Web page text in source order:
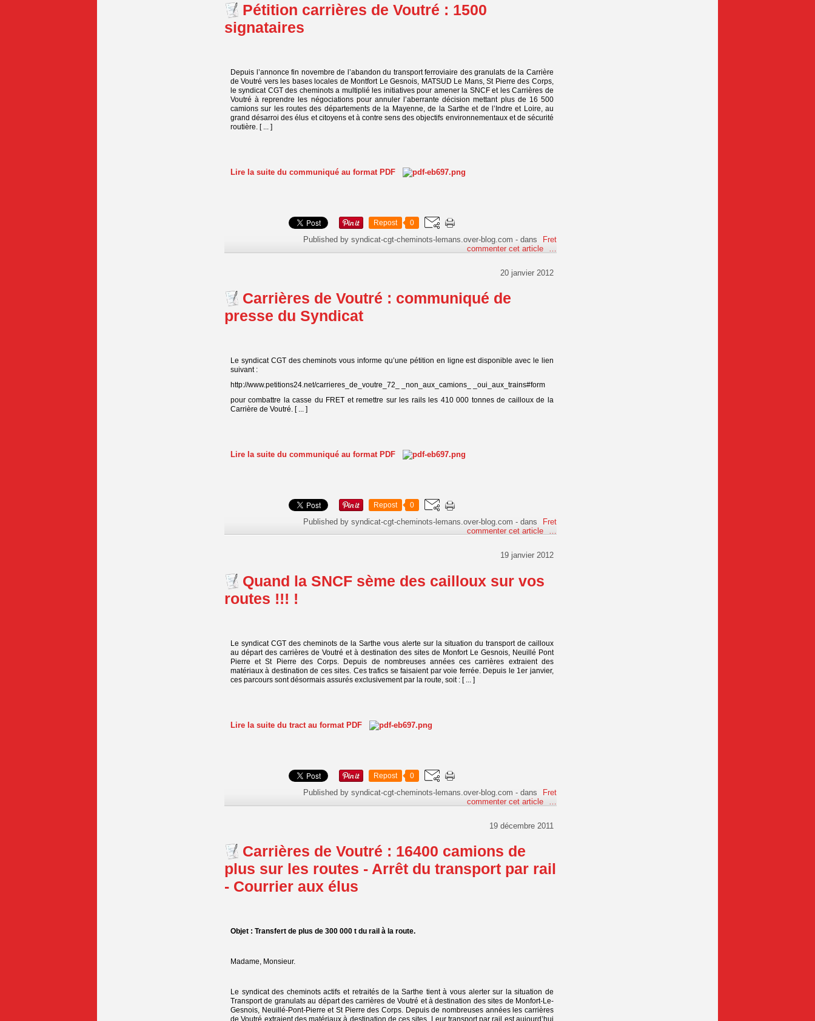
Pétition carrières de Voutré : 1500
signataires
Depuis l’annonce fin novembre de l’abandon du transport ferroviaire des granulats de la Carrière
de Voutré vers les bases locales de Montfort Le Gesnois, MATSUD Le Mans, St Pierre des Corps,
le syndicat CGT des cheminots a multiplié les initiatives pour amener la SNCF et les Carrières de
Voutré à reprendre les négociations pour annuler l’aberrante décision mettant plus de 16 500
camions sur les routes des départements de la Mayenne, de la Sarthe et de l’Indre et Loire, au
grand désarroi des élus et citoyens et à contre sens des objectifs environnementaux et de sécurité
routière. [ ... ]
Lire la suite du communiqué au format PDF
Repost 0
Published by syndicat-cgt-cheminots-lemans.over-blog.com - dans
Fret
commenter cet article
20 janvier 2012
Carrières de Voutré : communiqué de
presse du Syndicat
Le syndicat CGT des cheminots vous informe qu’une pétition en ligne est disponible avec le lien
suivant :
http://www.petitions24.net/carrieres_de_voutre_72_ _non_aux_camions_ _oui_aux_trains#form
pour combattre la casse du FRET et remettre sur les rails les 410 000 tonnes de cailloux de la
Carrière de Voutré. [ ... ]
Lire la suite du communiqué au format PDF
Repost 0
Published by syndicat-cgt-cheminots-lemans.over-blog.com - dans
Fret
commenter cet article
…
19 janvier 2012
Quand la SNCF sème des cailloux sur vos
routes !!! !
Le syndicat CGT des cheminots de la Sarthe vous alerte sur la situation du transport de cailloux
au départ des carrières de Voutré et à destination des sites de Monfort Le Gesnois, Neuillé Pont
Pierre et St Pierre des Corps. Depuis de nombreuses années ces carrières extraient des
matériaux à destination de ces sites. Ces trafics se faisaient par voie ferrée. Depuis le 1er janvier,
ces parcours sont désormais assurés exclusivement par la route, soit : [ ... ]
Lire la suite du tract au format PDF
Repost 0
Published by syndicat-cgt-cheminots-lemans.over-blog.com - dans
Fret
commenter cet article
19 décembre 2011
Carrières de Voutré : 16400 camions de
plus sur les routes - Arrêt du transport par rail
- Courrier aux élus
Objet : Transfert de plus de 300 000 t du rail à la route.
Madame, Monsieur.
Le syndicat des cheminots actifs et retraités de la Sarthe tient à vous alerter sur la situation de
Transport de granulats au départ des carrières de Voutré et à destination des sites de Monfort-Le-
Gesnois, Neuillé-Pont-Pierre et St Pierre des Corps. Depuis de nombreuses années les carrières
de Voutré extraient des matériaux à destination de ces sites. Leur transport par rail est aujourd’hui